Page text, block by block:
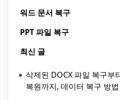
워드 문서 복구
PPT 파일 복구
최신 글
삭제된 DOCX 파일 복구부
복원까지, 데이터 복구 방